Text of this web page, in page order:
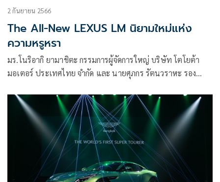
2 กันยายน 2566
The All-New LEXUS LM นิยามใหม่แห่ง
ความหรูหรา
มร.โนริอากิ ยามาชิตะ กรรมการผู้จัดการใหญ่ บริษัท โตโยต้า
มอเตอร์ ประเทศไทย จำกัด และ นายศุภกร รัตนวราหะ รอง